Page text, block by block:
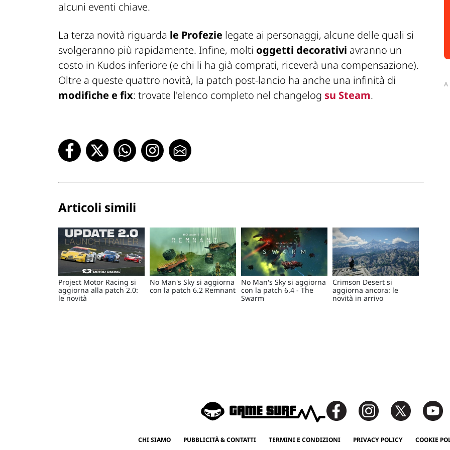
alcuni eventi chiave.
La terza novità riguarda le Profezie legate ai personaggi, alcune delle quali si
svolgeranno più rapidamente. Infine, molti oggetti decorativi avranno un
costo in Kudos inferiore (e chi li ha già comprati, riceverà una compensazione).
Oltre a queste quattro novità, la patch post-lancio ha anche una infinità di
modifiche e fix: trovate l'elenco completo nel changelog su Steam.
Articoli simili
Project Motor Racing si
aggiorna alla patch 2.0:
le novità
No Man's Sky si aggiorna
con la patch 6.2 Remnant
No Man's Sky si aggiorna
con la patch 6.4 - The
Swarm
Crimson Desert si
aggiorna ancora: le
novità in arrivo
CHI SIAMO PUBBLICITÀ & CONTATTI TERMINI E CONDIZIONI PRIVACY POLICY COOKIE